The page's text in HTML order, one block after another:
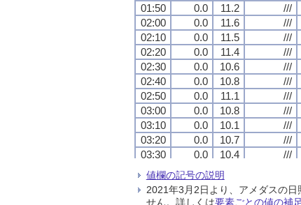
01:50
0.0 11.2 ///
02:00
0.0 11.6 ///
02:10
0.0 11.5 ///
02:20
0.0 11.4 ///
02:30
0.0 10.6 ///
02:40
0.0 10.8 ///
02:50
0.0 11.1 ///
03:00
0.0 10.8 ///
03:10
0.0 10.1 ///
03:20
0.0 10.7 ///
03:30
0.0 10.4 ///
03:40
0.0 10.2
03:50
0.0 10.2 ///
04:00
0.0 10.2 ///
01:50
0.0 11.2 ///
02:00
0.0 11.6 ///
02:10
0.0 11.5 ///
02:20
0.0 11.4 ///
02:30
0.0 10.6 ///
02:40
0.0 10.8 ///
02:50
0.0 11.1 ///
03:00
0.0 10.8 ///
03:10
0.0 10.1 ///
03:20
0.0 10.7 ///
03:30
0.0 10.4 ///
03:40
0.0 10.2
03:50
0.0 10.2 ///
04:00
0.0 10.2 ///
01:50
0.0 11.2 ///
02:00
0.0 11.6 ///
02:10
0.0 11.5 ///
02:20
0.0 11.4 ///
02:30
0.0 10.6 ///
02:40
0.0 10.8 ///
02:50
0.0 11.1 ///
03:00
0.0 10.8 ///
03:10
0.0 10.1 ///
03:20
0.0 10.7 ///
03:30
0.0 10.4 ///
03:40
0.0 10.2
03:50
0.0 10.2 ///
04:00
0.0 10.2 ///
01:50
0.0 11.2 ///
02:00
0.0 11.6 ///
02:10
0.0 11.5 ///
02:20
0.0 11.4 ///
02:30
0.0 10.6 ///
02:40
0.0 10.8 ///
02:50
0.0 11.1 ///
03:00
0.0 10.8 ///
03:10
0.0 10.1 ///
03:20
0.0 10.7 ///
03:30
0.0 10.4 ///
03:40
0.0 10.2
03:50
0.0 10.2 ///
04:00
0.0 10.2 ///
値欄の記号の説明
2021年3月2日より、アメダスの
せん。詳しくは要素ごとの値の補